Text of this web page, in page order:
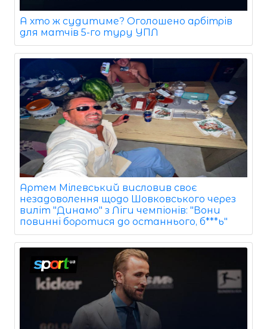
А хто ж судитиме? Оголошено арбітрів
для матчів 5-го туру УПЛ
Артем Мілевський висловив своє
незадоволення щодо Шовковського через
виліт "Динамо" з Ліги чемпіонів: "Вони
повинні боротися до останнього, б***ь"